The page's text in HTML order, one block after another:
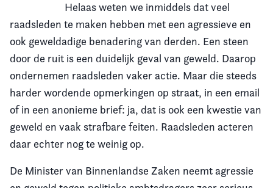
Kennis & Informatie
Vereniging
Helaas weten we inmiddels dat veel
raadsleden te maken hebben met een agressieve en
ook geweldadige benadering van derden. Een steen
door de ruit is een duidelijk geval van geweld. Daarop
ondernemen raadsleden vaker actie. Maar die steeds
harder wordende opmerkingen op straat, in een email
of in een anonieme brief: ja, dat is ook een kwestie van
geweld en vaak strafbare feiten. Raadsleden acteren
daar echter nog te weinig op.
De Minister van Binnenlandse Zaken neemt agressie